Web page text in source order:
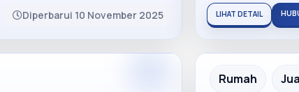
Diperbarui 10 November 2025 LIHAT DETAIL
Partner Ad
Rumah